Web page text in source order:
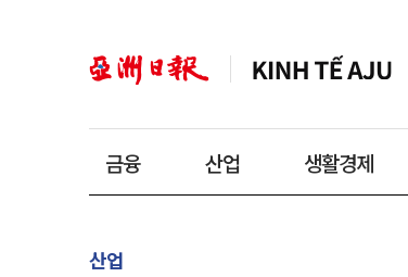
금융 산업 생활경제
산업